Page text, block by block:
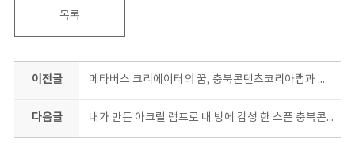
목록
이전글 메타버스 크리에이터의 꿈, 충북콘텐츠코리아랩과 만나면 현실이 된다!
다음글 내가 만든 아크릴 램프로 내 방에 감성 한 스푼 충북콘텐츠코리아랩 아크릴 램프 제작과정 교육생 모집